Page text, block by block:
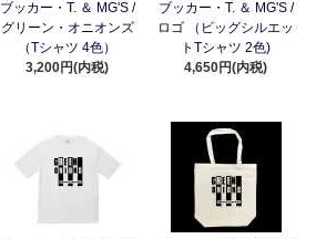
ブッカー・T. ＆ MG'S /
グリーン・オニオンズ
（Tシャツ 4色）
3,200円(内税)
ブッカー・T. ＆ MG'S /
ロゴ （ビッグシルエッ
トTシャツ 2色)
4,650円(内税)